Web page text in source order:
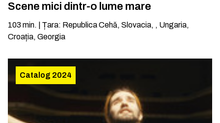
Scene mici dintr-o lume mare
103 min. Țara: Republica Cehă, Slovacia, , Ungaria,
Croația, Georgia
Catalog 2024